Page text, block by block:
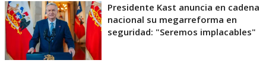
Presidente Kast anuncia en cadena
nacional su megarreforma en
seguridad: "Seremos implacables"